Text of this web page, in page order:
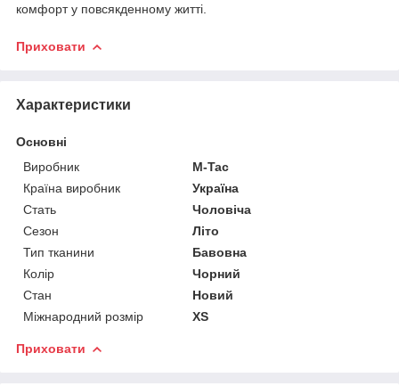
комфорт у повсякденному житті.
Приховати
Характеристики
Основні
Виробник
M-Tac
Країна виробник
Україна
Стать
Чоловіча
Сезон
Літо
Тип тканини
Бавовна
Колір
Чорний
Стан
Новий
Міжнародний розмір
XS
Приховати